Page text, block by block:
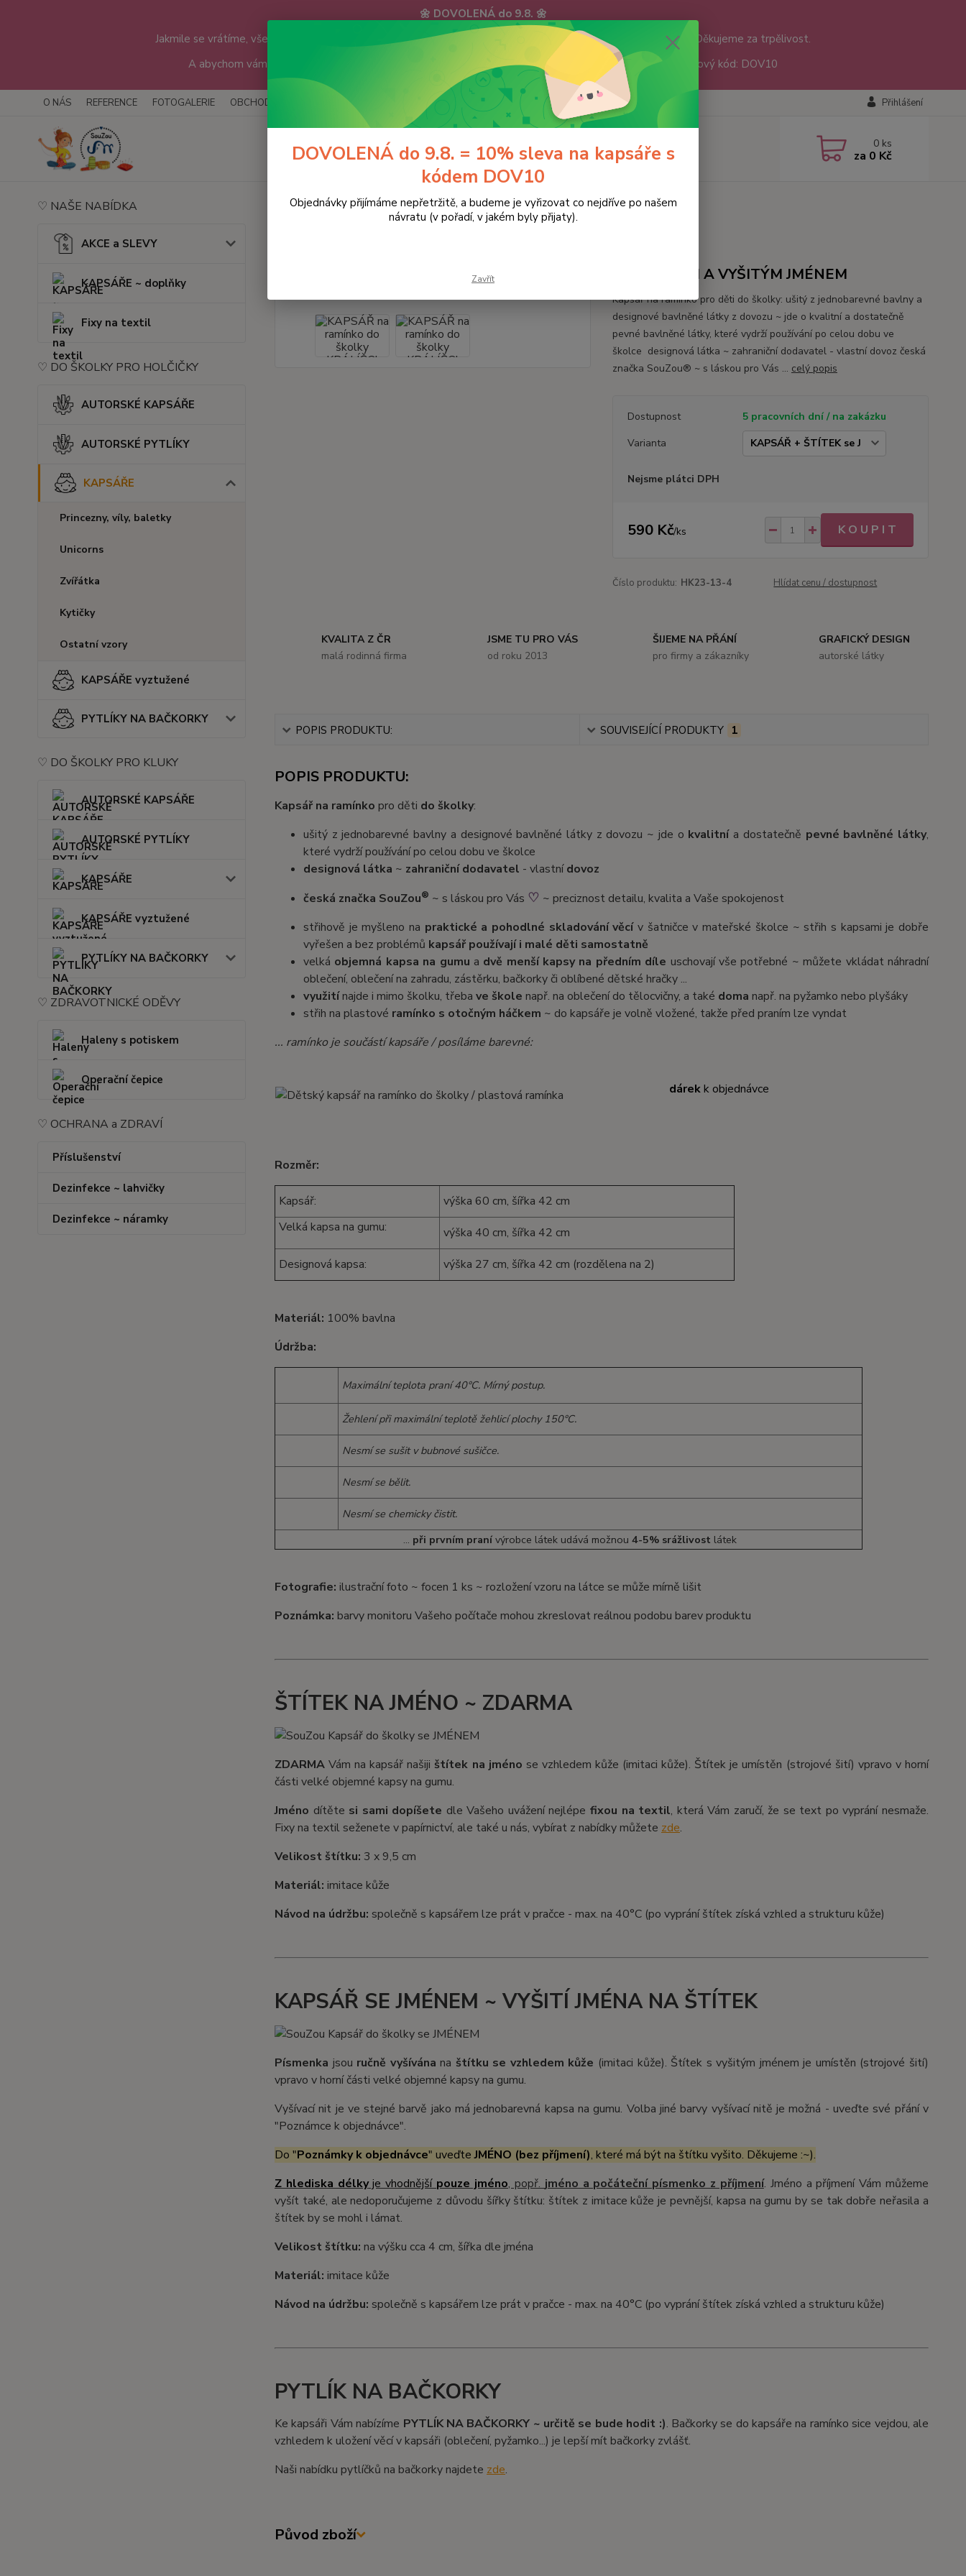
🌼 DOVOLENÁ do 9.8. 🌼
Jakmile se vrátíme, všechny objednávky, e-maily i telefonáty vyřídíme postupně - v pořadí, v jakém nám přišly. Děkujeme za trpělivost.
A abychom vám čekání trochu zpříjemnili: doprava ZDARMA nad 700 Kč a 10% sleva na kapsáře 😊 Slevový kód: DOV10
O NÁS REFERENCE FOTOGALERIE OBCHODNÍ PODMÍNKY DOPRAVA a PLATBA KONTAKTY Přihlášení
Hledat 0 ks
za 0 Kč
♡ NAŠE NABÍDKA
AKCE a SLEVY
KAPSÁŘE ~ doplňky
Fixy na textil
♡ DO ŠKOLKY PRO HOLČIČKY
AUTORSKÉ KAPSÁŘE
AUTORSKÉ PYTLÍKY
KAPSÁŘE
Princezny, víly, baletky
Unicorns
Zvířátka
Kytičky
Ostatní vzory
KAPSÁŘE vyztužené
PYTLÍKY NA BAČKORKY
♡ DO ŠKOLKY PRO KLUKY
AUTORSKÉ KAPSÁŘE
AUTORSKÉ PYTLÍKY
KAPSÁŘE
KAPSÁŘE vyztužené
PYTLÍKY NA BAČKORKY
♡ ZDRAVOTNICKÉ ODĚVY
Haleny s potiskem
Operační čepice
♡ OCHRANA a ZDRAVÍ
Příslušenství
Dezinfekce ~ lahvičky
Dezinfekce ~ náramky
Úvod KAPSÁŘE KAPSÁŘ na ramínko do školky KRÁLÍČCI
SE ŠTÍTKEM A VYŠITÝM JMÉNEM
Kapsář na ramínko pro děti do školky: ušitý z jednobarevné bavlny a
designové bavlněné látky z dovozu ~ jde o kvalitní a dostatečně
pevné bavlněné látky, které vydrží používání po celou dobu ve
školce designová látka ~ zahraniční dodavatel - vlastní dovoz česká
značka SouZou® ~ s láskou pro Vás ... celý popis
Dostupnost
5 pracovních dní / na zakázku
Varianta
Nejsme plátci DPH
590 Kč/ks K O U P I T
Číslo produktu: HK23-13-4 Hlídat cenu / dostupnost
KVALITA Z ČR
malá rodinná firma
JSME TU PRO VÁS
od roku 2013
ŠIJEME NA PŘÁNÍ
pro firmy a zákazníky
GRAFICKÝ DESIGN
autorské látky
POPIS PRODUKTU: SOUVISEJÍCÍ PRODUKTY 1
POPIS PRODUKTU:
Kapsář na ramínko pro děti do školky:
ušitý z jednobarevné bavlny a designové bavlněné látky z dovozu ~ jde o kvalitnía dostatečně pevné bavlněné látky,
které vydrží používání po celou dobu ve školce
designová látka ~ zahraniční dodavatel - vlastnídovoz
česká značka SouZou® ~ s láskou pro Vás ♡ ~ preciznost detailu, kvalita a Vaše spokojenost
střihově je myšleno na praktické a pohodlné skladování věcív šatničce v mateřské školce ~ střih s kapsami je dobře
vyřešen a bez problémů kapsář používají i malé děti samostatně
velká objemná kapsa na gumu a dvě menší kapsy na předním díle uschovají vše potřebné ~ můžete vkládat náhradní
oblečení, oblečení na zahradu, zástěrku, bačkorky či oblíbené dětské hračky ...
využitínajde i mimo školku, třeba ve škole např. na oblečení do tělocvičny, a také doma např. na pyžamko nebo plyšáky
střih na plastové ramínko s otočným háčkem ~ do kapsáře je volně vložené, takže před praním lze vyndat
... ramínko je součástí kapsáře / posíláme barevné:
dárekk objednávce
Rozměr:
Kapsář:
výška 60 cm, šířka 42 cm
Velká kapsa na gumu:
výška 40 cm, šířka 42 cm
Designová kapsa:
výška 27 cm, šířka 42 cm (rozdělena na 2)
Materiál: 100% bavlna
Údržba:
Maximální teplota praní 40°C. Mírný postup.
Žehlení při maximální teplotě žehlicí plochy 150°C.
Nesmí se sušit v bubnové sušičce.
Nesmí se bělit.
Nesmí se chemicky čistit.
... při prvním pranívýrobce látek udává možnou 4-5% srážlivost látek
Fotografie: ilustrační foto ~ focen 1 ks ~ rozložení vzoru na látce se může mírně lišit
Poznámka: barvy monitoru Vašeho počítače mohou zkreslovat reálnou podobu barev produktu
ŠTÍTEK NA JMÉNO ~ ZDARMA
ZDARMAVám na kapsář našiji štítek na jméno se vzhledem kůže (imitaci kůže). Štítek je umístěn (strojové šití) vpravo v horní
části velké objemné kapsy na gumu.
Jméno dítěte si sami dopíšete dle Vašeho uvážení nejlépe fixou na textil, která Vám zaručí, že se text po vyprání nesmaže.
Fixy na textil seženete v papírnictví, ale také u nás, vybírat z nabídky můžete zde.
Velikost štítku: 3 x 9,5 cm
Materiál: imitace kůže
Návod na údržbu: společně s kapsářem lze prát v pračce - max. na 40°C (po vyprání štítek získá vzhled a strukturu kůže)
KAPSÁŘ SE JMÉNEM ~ VYŠITÍ JMÉNA NA ŠTÍTEK
Písmenka jsou ručně vyšívána na štítku se vzhledem kůže (imitaci kůže). Štítek s vyšitým jménem je umístěn (strojové šití)
vpravo v horní části velké objemné kapsy na gumu.
Vyšívací nit je ve stejné barvě jako má jednobarevná kapsa na gumu. Volba jiné barvy vyšívací nitě je možná - uveďte své přání v
"Poznámce k objednávce".
Do "Poznámky k objednávce" uveďteJMÉNO (bez příjmení), které má být na štítku vyšito. Děkujeme :~).
Z hlediska délkyje vhodnější pouze jméno, popř. jméno a počáteční písmenko z příjmení. Jméno a příjmení Vám můžeme
vyšít také, ale nedoporučujeme z důvodu šířky štítku: štítek z imitace kůže je pevnější, kapsa na gumu by se tak dobře neřasila a
štítek by se mohl i lámat.
Velikost štítku: na výšku cca 4 cm, šířka dle jména
Materiál: imitace kůže
Návod na údržbu: společně s kapsářem lze prát v pračce - max. na 40°C (po vyprání štítek získá vzhled a strukturu kůže)
PYTLÍK NA BAČKORKY
Ke kapsáři Vám nabízíme PYTLÍK NA BAČKORKY ~ určitě se bude hodit :). Bačkorky se do kapsáře na ramínko sice vejdou, ale
vzhledem k uložení věcí v kapsáři (oblečení, pyžamko...) je lepší mít bačkorky zvlášť.
Naši nabídku pytlíčků na bačkorky najdete zde.
Původ zboží
DOVOLENÁ do 9.8. = 10% sleva na kapsáře s
kódem DOV10
Objednávky přijímáme nepřetržitě, a budeme je vyřizovat co nejdříve po našem
návratu (v pořadí, v jakém byly přijaty).
Zavřít